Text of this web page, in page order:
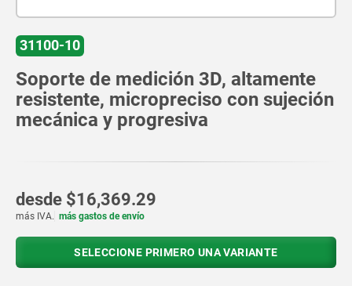
31100-10
Soporte de medición 3D, altamente
resistente, micropreciso con sujeción
mecánica y progresiva
desde $16,369.29
más IVA. más gastos de envío
SELECCIONE PRIMERO UNA VARIANTE